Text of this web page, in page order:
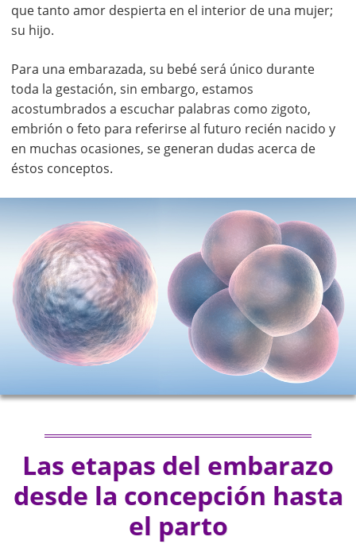
que tanto amor despierta en el interior de una mujer;
su hijo.
Para una embarazada, su bebé será único durante
toda la gestación, sin embargo, estamos
acostumbrados a escuchar palabras como zigoto,
embrión o feto para referirse al futuro recién nacido y
en muchas ocasiones, se generan dudas acerca de
éstos conceptos.
Las etapas del embarazo
desde la concepción hasta
el parto